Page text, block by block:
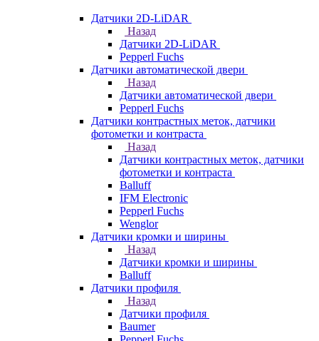
Датчики 2D-LiDAR
Назад
Датчики 2D-LiDAR
Pepperl Fuchs
Датчики автоматической двери
Назад
Датчики автоматической двери
Pepperl Fuchs
Датчики контрастных меток, датчики
фотометки и контраста
Назад
Датчики контрастных меток, датчики
фотометки и контраста
Balluff
IFM Electronic
Pepperl Fuchs
Wenglor
Датчики кромки и ширины
Назад
Датчики кромки и ширины
Balluff
Датчики профиля
Назад
Датчики профиля
Baumer